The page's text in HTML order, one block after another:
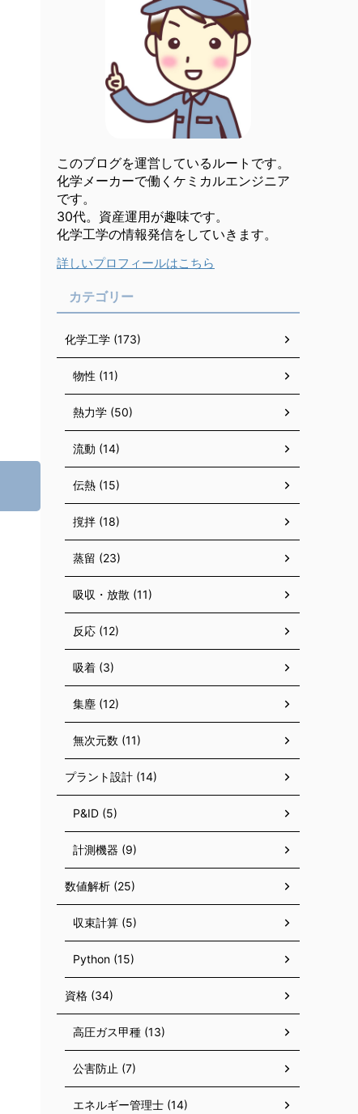
このブログを運営しているルートです。
化学メーカーで働くケミカルエンジニア
です。
30代。資産運用が趣味です。
化学工学の情報発信をしていきます。
詳しいプロフィールはこちら
カテゴリー
化学工学 (173)
物性 (11)
熱力学 (50)
流動 (14)
伝熱 (15)
撹拌 (18)
蒸留 (23)
吸収・放散 (11)
反応 (12)
吸着 (3)
集塵 (12)
無次元数 (11)
プラント設計 (14)
P&ID (5)
計測機器 (9)
数値解析 (25)
収束計算 (5)
Python (15)
資格 (34)
高圧ガス甲種 (13)
公害防止 (7)
エネルギー管理士 (14)